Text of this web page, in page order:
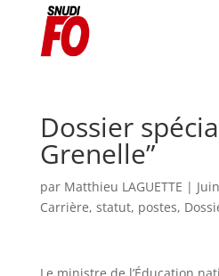
Dossier
Grenelle”
par Matthieu LAGUETTE |
Carrière, statut, postes,